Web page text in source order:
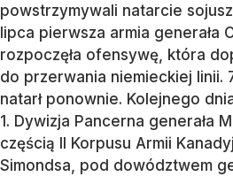
powstrzymywali natarcie
lipca pierwsza armia generała
rozpoczęła ofensywę, która
do przerwania niemieckiej linii.
natarł ponownie. Kolejnego
1. Dywizja Pancerna generała
częścią II Korpusu Armii
Simondsa, pod dowództwem